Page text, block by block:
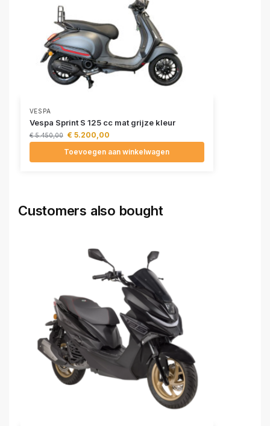
VESPA
Vespa Sprint S 125 cc mat grijze kleur
€5.450,00 € 5.200,00
Toevoegen aan winkelwagen
Customers also bought